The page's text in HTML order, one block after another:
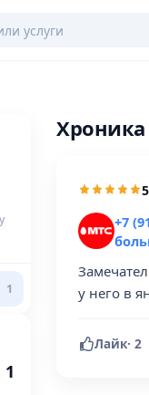
1
1
+7
у него в
Лайк· 2